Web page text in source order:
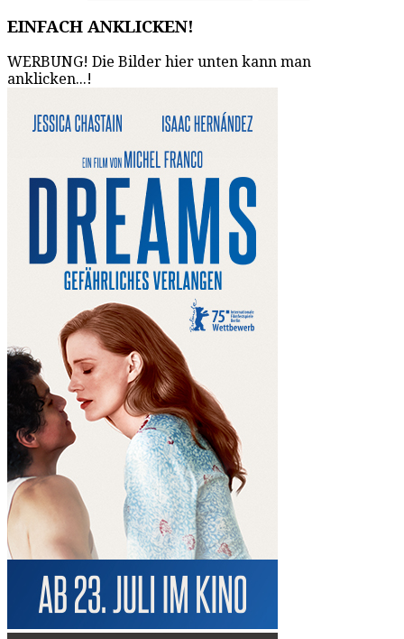
EINFACH ANKLICKEN!
WERBUNG! Die Bilder hier unten kann man
anklicken...!